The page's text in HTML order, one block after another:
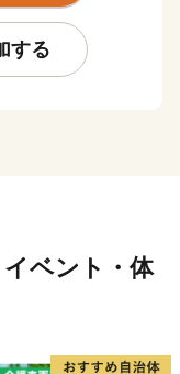
方に、数々の自
する
ベント・体